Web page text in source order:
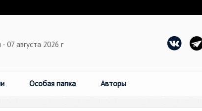
- 07 августа 2026 г
Особая папка Авторы